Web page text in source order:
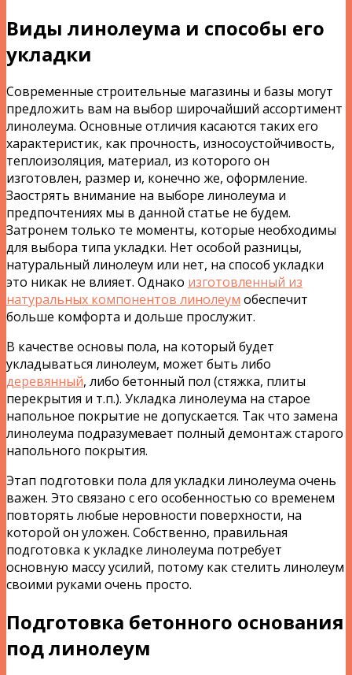
Виды линолеума и способы его
укладки
Современные строительные магазины и базы могут
предложить вам на выбор широчайший ассортимент
линолеума. Основные отличия касаются таких его
характеристик, как прочность, износоустойчивость,
теплоизоляция, материал, из которого он
изготовлен, размер и, конечно же, оформление.
Заострять внимание на выборе линолеума и
предпочтениях мы в данной статье не будем.
Затронем только те моменты, которые необходимы
для выбора типа укладки. Нет особой разницы,
натуральный линолеум или нет, на способ укладки
это никак не влияет. Однако изготовленный из
натуральных компонентов линолеум обеспечит
больше комфорта и дольше прослужит.
В качестве основы пола, на который будет
укладываться линолеум, может быть либо
деревянный, либо бетонный пол (стяжка, плиты
перекрытия и т.п.). Укладка линолеума на старое
напольное покрытие не допускается. Так что замена
линолеума подразумевает полный демонтаж старого
напольного покрытия.
Этап подготовки пола для укладки линолеума очень
важен. Это связано с его особенностью со временем
повторять любые неровности поверхности, на
которой он уложен. Собственно, правильная
подготовка к укладке линолеума потребует
основную массу усилий, потому как стелить линолеум
своими руками очень просто.
Подготовка бетонного основания
под линолеум